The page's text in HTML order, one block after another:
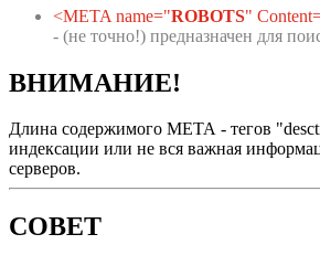
<META name="ROBOTS"
- (не точно!) предназначен для
ВНИМАНИЕ!
Длина содержимого МЕТА - тегов
индексации или не вся важная
серверов.
СОВЕТ